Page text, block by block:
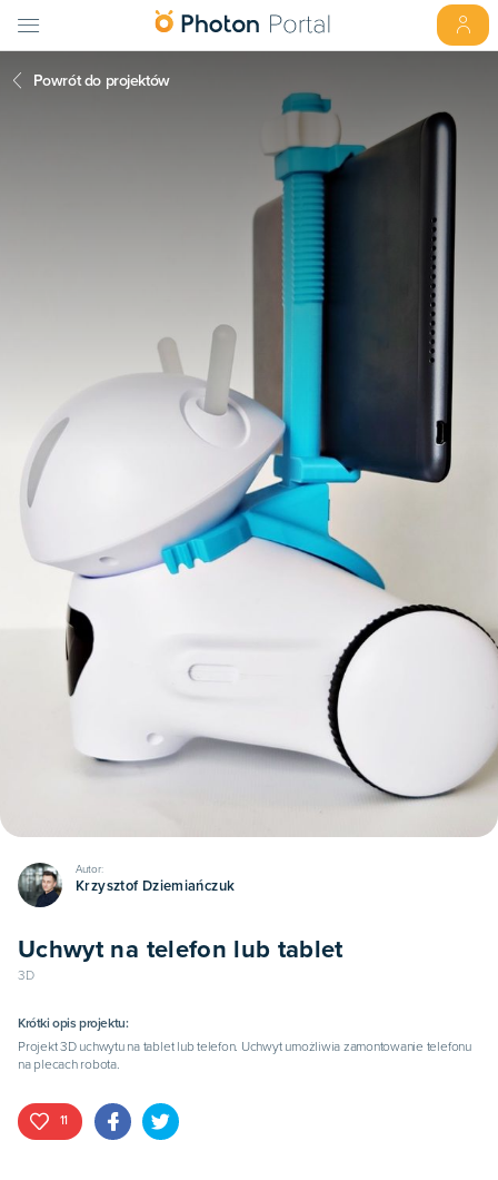
Autor:
Krzysztof Dziemiańczuk
Uchwyt na telefon lub tablet
3D
Krótki opis projektu:
Projekt 3D uchwytu na tablet lub telefon. Uchwyt umożliwia zamontowanie telefonu
na plecach robota.
Powrót do projektów
11